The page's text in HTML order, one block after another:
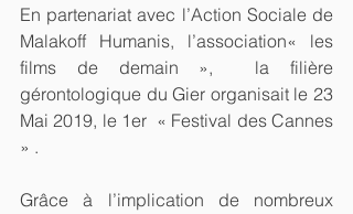
En partenariat avec l’Action Sociale de
Malakoff Humanis, l’association« les
films de demain »,  la filière
gérontologique du Gier organisait le 23
Mai 2019, le 1er  « Festival des Cannes
» .
Grâce à l’implication de nombreux